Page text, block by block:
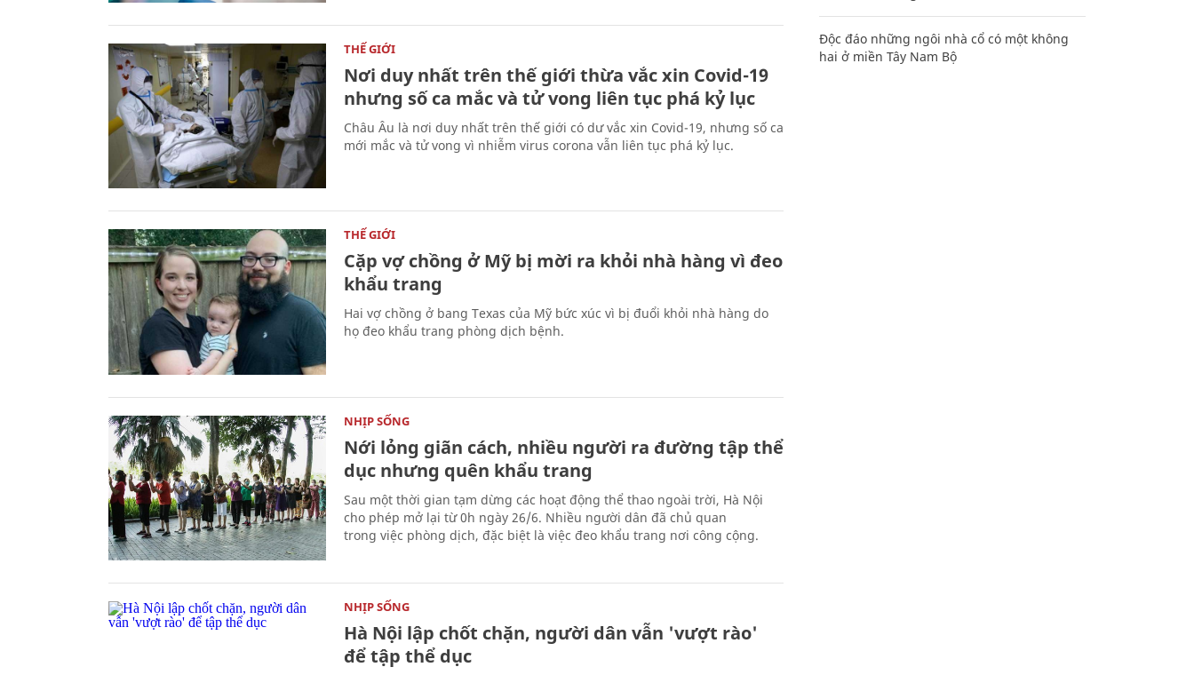
THẾ GIỚI
Nơi duy nhất trên thế giới thừa vắc xin Covid-19
nhưng số ca mắc và tử vong liên tục phá kỷ lục
Châu Âu là nơi duy nhất trên thế giới có dư vắc xin Covid-19, nhưng số ca
mới mắc và tử vong vì nhiễm virus corona vẫn liên tục phá kỷ lục.
THẾ GIỚI
Cặp vợ chồng ở Mỹ bị mời ra khỏi nhà hàng vì đeo
khẩu trang
Hai vợ chồng ở bang Texas của Mỹ bức xúc vì bị đuổi khỏi nhà hàng do
họ đeo khẩu trang phòng dịch bệnh.
NHỊP SỐNG
Nới lỏng giãn cách, nhiều người ra đường tập thể
dục nhưng quên khẩu trang
Sau một thời gian tạm dừng các hoạt động thể thao ngoài trời, Hà Nội
cho phép mở lại từ 0h ngày 26/6. Nhiều người dân đã chủ quan
trong việc phòng dịch, đặc biệt là việc đeo khẩu trang nơi công cộng.
NHỊP SỐNG
Hà Nội lập chốt chặn, người dân vẫn 'vượt rào'
để tập thể dục
Độc đáo những ngôi nhà cổ có một không
hai ở miền Tây Nam Bộ